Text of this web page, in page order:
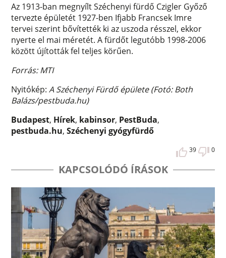
Az 1913-ban megnyílt Széchenyi fürdő Czigler Győző
tervezte épületét 1927-ben Ifjabb Francsek Imre
tervei szerint bővítették ki az uszoda résszel, ekkor
nyerte el mai méretét. A fürdőt legutóbb 1998-2006
között újították fel teljes körűen.
Forrás: MTI
Nyitókép:A Széchenyi Fürdő épülete (Fotó: Both
Balázs/pestbuda.hu)
Budapest, Hírek, kabinsor, PestBuda,
pestbuda.hu,Széchenyi gyógyfürdő
39 0
KAPCSOLÓDÓ ÍRÁSOK